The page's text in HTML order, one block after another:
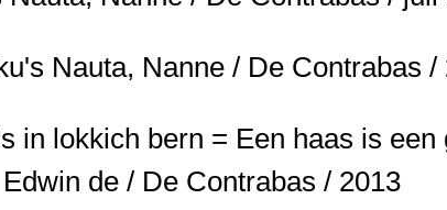
Nauta, Nanne / De Contrabas /
in lokkich bern = Een haas is een
de / De Contrabas / 2013